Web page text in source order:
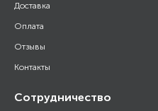
Доставка
Оплата
Отзывы
Контакты
Сотрудничество